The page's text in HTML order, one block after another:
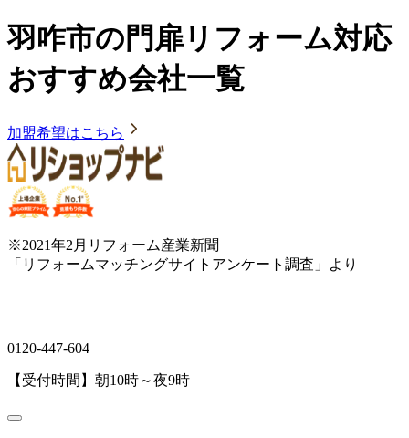
羽咋市の門扉リフォーム対応
おすすめ会社一覧
加盟希望はこちら
※2021年2月リフォーム産業新聞
「リフォームマッチングサイトアンケート調査」より
0120-447-604
【受付時間】朝10時～夜9時